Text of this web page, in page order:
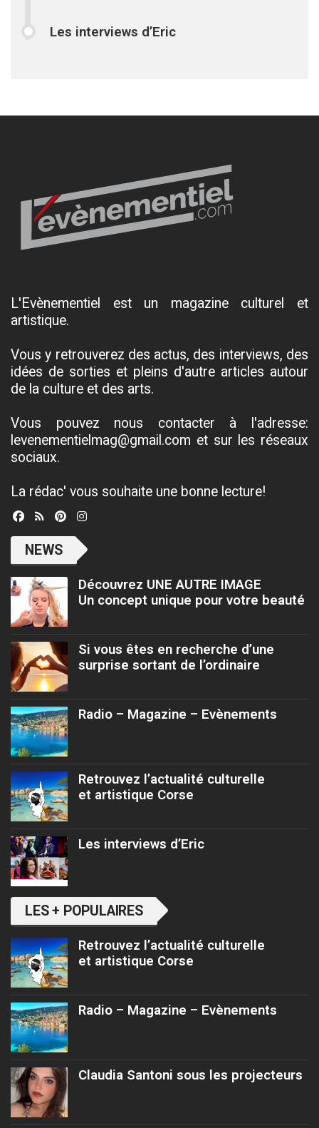
Les interviews d’Eric
L'Evènementiel est un magazine culturel et
artistique.
Vous y retrouverez des actus, des interviews, des
idées de sorties et pleins d'autre articles autour
de la culture et des arts.
Vous pouvez nous contacter à l'adresse:
levenementielmag@gmail.com et sur les réseaux
sociaux.
La rédac' vous souhaite une bonne lecture!
NEWS
Découvrez UNE AUTRE IMAGE
Un concept unique pour votre beauté
Si vous êtes en recherche d’une
surprise sortant de l’ordinaire
Radio – Magazine – Evènements
Retrouvez l’actualité culturelle
et artistique Corse
Les interviews d’Eric
LES + POPULAIRES
Retrouvez l’actualité culturelle
et artistique Corse
Radio – Magazine – Evènements
Claudia Santoni sous les projecteurs